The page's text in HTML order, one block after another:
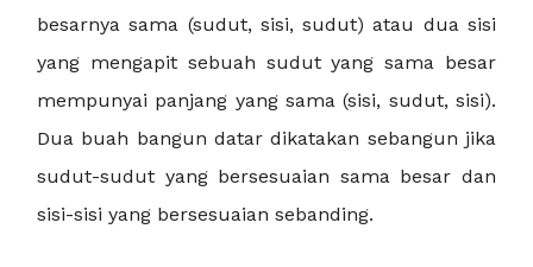
besarnya sama (sudut, sisi, sudut) atau dua sisi
yang mengapit sebuah sudut yang sama besar
mempunyai panjang yang sama (sisi, sudut, sisi).
Dua buah bangun datar dikatakan sebangun jika
sudut-sudut yang bersesuaian sama besar dan
sisi-sisi yang bersesuaian sebanding.